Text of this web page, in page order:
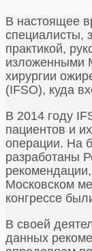
В настоящее
специалисты,
практикой,
изложенными
хирургии
(IFSO), куда
В 2014 году
пациентов и
операции. На
разработаны
Московском
конгрессе
В своей
данных